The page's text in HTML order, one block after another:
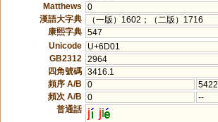
Matthews
0
漢語大字典
（一版）1602；（二版）1716
康熙字典 547
Unicode
U+6D01
GB2312
2964
四角號碼 3416.1
頻序 A/B
0
5422
頻次 A/B
0
--
普通話
j ji